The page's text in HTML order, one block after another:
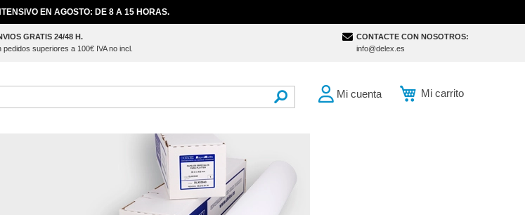
EN AGOSTO: DE 8 A 15 HORAS.
GRATIS 24/48 H.
pedidos superiores a 100€ IVA no incl.
CONTACTE CON NOSOTROS:
info@delex.es
Mi carrito
Mi cuenta